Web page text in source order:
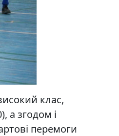
клас,
а згодом і
перемоги